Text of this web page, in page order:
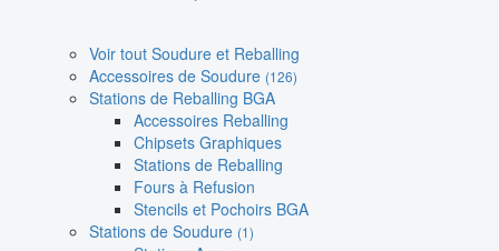
Voir tout Soudure et Reballing
Accessoires de Soudure (126)
Stations de Reballing BGA
Accessoires Reballing
Chipsets Graphiques
Stations de Reballing
Fours à Refusion
Stencils et Pochoirs BGA
Stations de Soudure (1)